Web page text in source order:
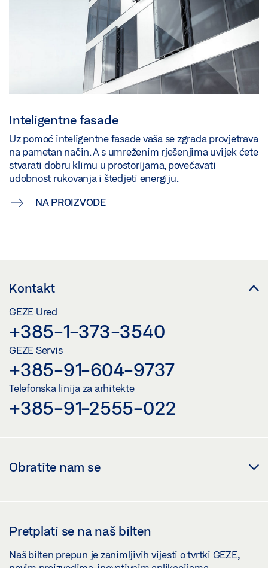
Inteligentne fasade
Uz pomoć inteligentne fasade vaša se zgrada provjetrava
na pametan način. A s umreženim rješenjima uvijek ćete
stvarati dobru klimu u prostorijama, povećavati
udobnost rukovanja i štedjeti energiju.
NA PROIZVODE
Kontakt
GEZE Ured
+385-1-373-3540
GEZE Servis
+385-91-604-9737
Telefonska linija za arhitekte
+385-91-2555-022
Obratite nam se
Pretplati se na naš bilten
Naš bilten prepun je zanimljivih vijesti o tvrtki GEZE,